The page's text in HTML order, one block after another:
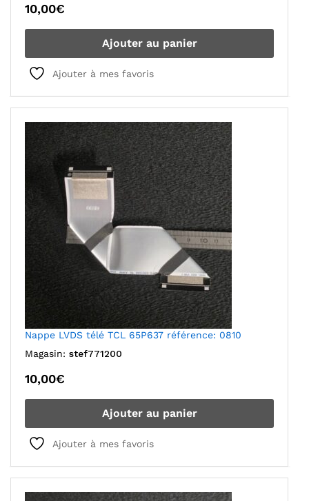
10,00€
Ajouter au panier
Ajouter à mes favoris
Nappe LVDS télé TCL 65P637 référence: 0810
Magasin: stef771200
10,00€
Ajouter au panier
Ajouter à mes favoris